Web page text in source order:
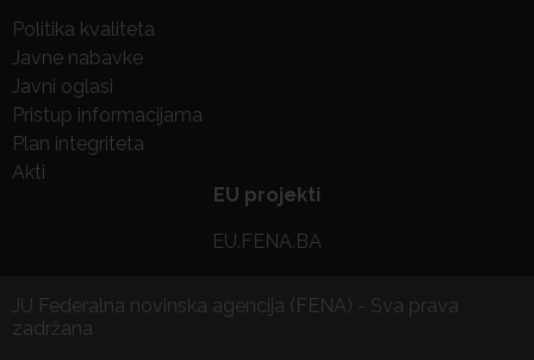
Politika kvaliteta
Javne nabavke
Javni oglasi
Pristup informacijama
Plan integriteta
Akti
EU projekti
EU.FENA.BA
JU Federalna novinska agencija (FENA) - Sva prava
zadržana